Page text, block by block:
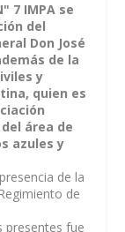
7 IMPA se
del
Don José
de la
y
quien es
área de
azules y
de la
de
presentes fue